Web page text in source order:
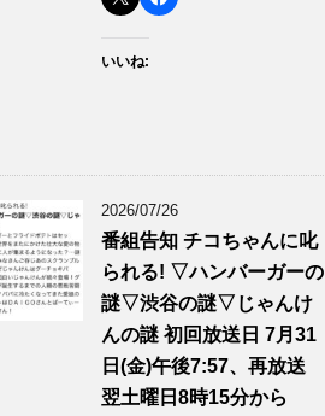
いいね:
2026/07/26
番組告知 チコちゃんに叱
られる! ▽ハンバーガーの
謎▽渋谷の謎▽じゃんけ
んの謎 初回放送日 7月31
日(金)午後7:57、再放送
翌土曜日8時15分から